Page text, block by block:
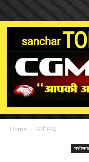
Home छत्तीसगढ़